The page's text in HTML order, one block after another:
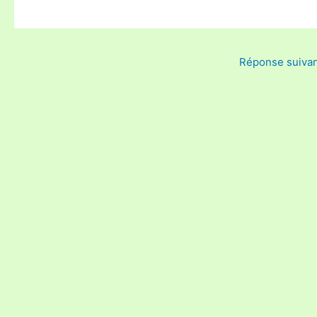
Réponse